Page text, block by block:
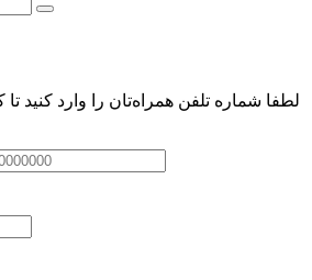
لطفا شماره تلفن همراه‌تان را وارد کنید